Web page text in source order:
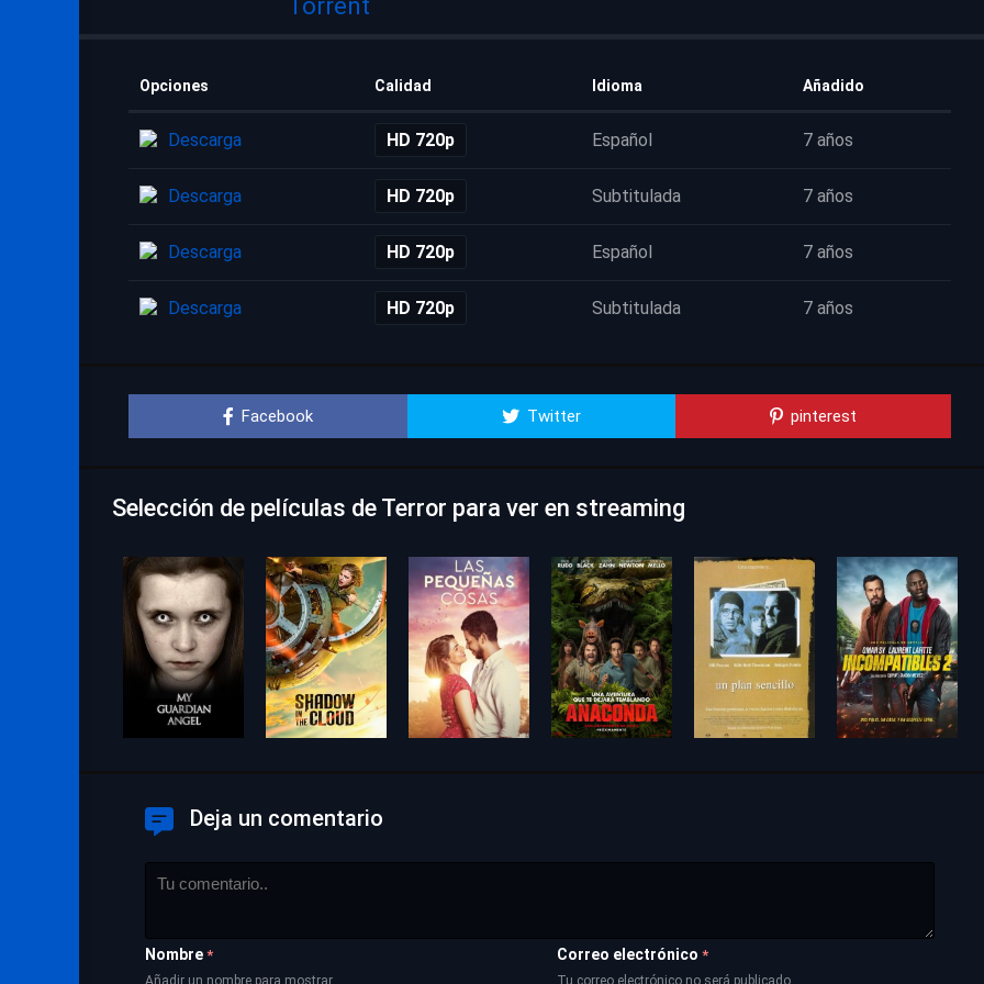
Torrent
Opciones Calidad Idioma Añadido
Descarga HD 720p Español 7 años
Descarga HD 720p Subtitulada 7 años
Descarga HD 720p Español 7 años
Descarga HD 720p Subtitulada 7 años
Facebook Twitter pinterest
Selección de películas de Terror para ver en streaming
Deja un comentario
Nombre * Correo electrónico *